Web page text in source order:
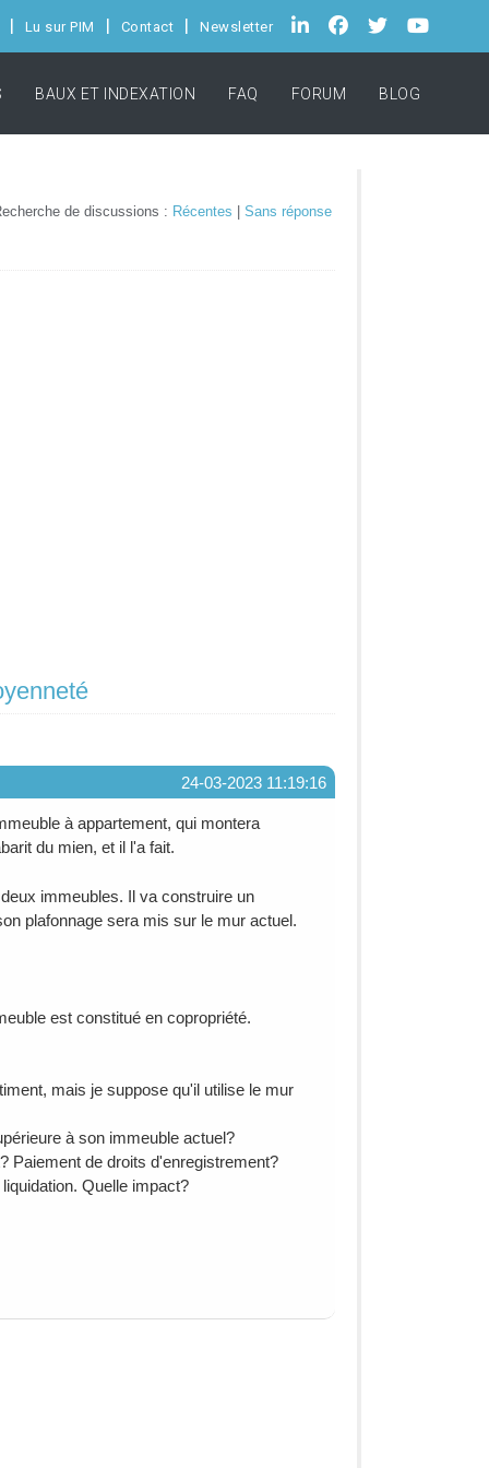
Lu sur PIM Contact Newsletter
BAUX ET INDEXATION FAQ FORUM BLOG
de discussions : Récentes Sans réponse
24-03-2023 11:19:16
à appartement, qui montera
du mien, et il l'a fait.
immeubles. Il va construire un
plafonnage sera mis sur le mur actuel.
est constitué en copropriété.
mais je suppose qu'il utilise le mur
à son immeuble actuel?
Paiement de droits d'enregistrement?
Quelle impact?